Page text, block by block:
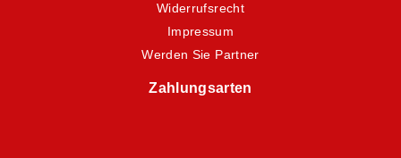
Widerrufsrecht
Impressum
Werden Sie Partner
Zahlungsarten